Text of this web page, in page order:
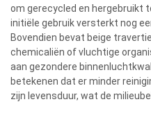
om gerecycled en hergebruikt
initiële gebruik versterkt nog
Bovendien bevat beige
chemicaliën of vluchtige
aan gezondere
betekenen dat er minder
zijn levensduur, wat de